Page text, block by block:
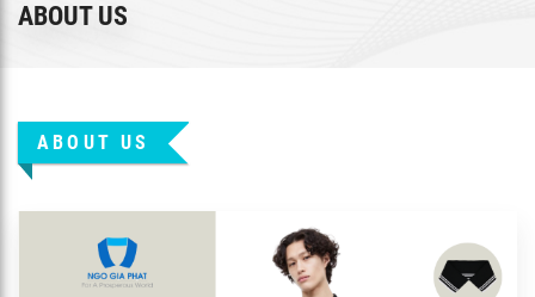
ABOUT US
ABOUT US